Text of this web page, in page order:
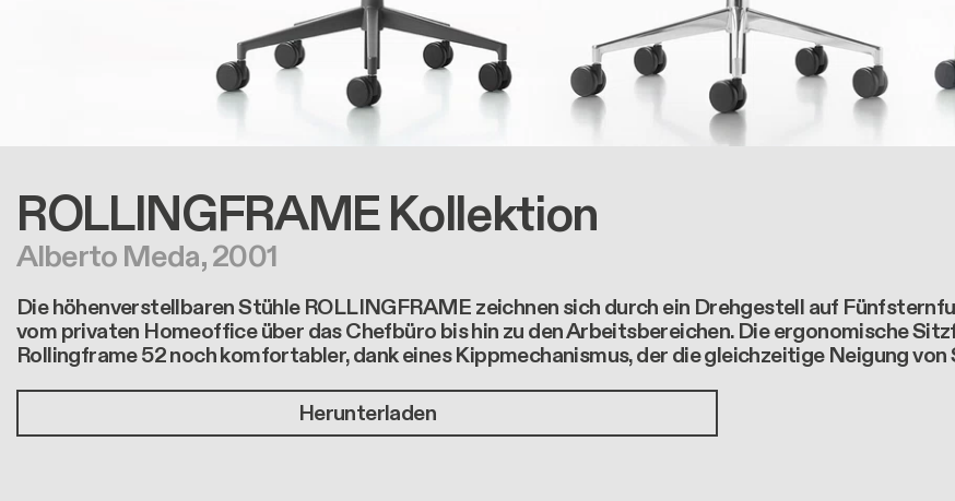
ROLLINGFRAMEKollektion
Alberto Meda, 2001
Die höhenverstellbaren Stühle ROLLINGFRAME zeichnen sich durch ein Drehgestell auf
vom privaten Homeoffice über das Chefbüro bis hin zu den Arbeitsbereichen. Die ergonomische
Rollingframe 52 noch komfortabler, dank eines Kippmechanismus, der die gleichzeitige Neigung
Herunterladen